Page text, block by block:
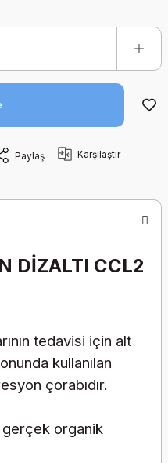
Paylaş Karşılaştır
DİZALTI CCL2
tedavisi için alt
kullanılan
çorabıdır.
organik